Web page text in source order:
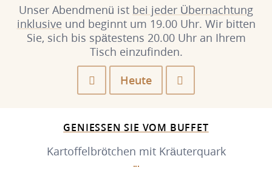
Unser Abendmenü ist bei jeder Übernachtung
inklusiveund beginnt um 19.00 Uhr. Wir bitten
Sie, sich bis spätestens 20.00 Uhr an Ihrem
Tisch einzufinden.
Heute
GENIESSEN SIE VOM BUFFET
Kartoffelbrötchen mit Kräuterquark